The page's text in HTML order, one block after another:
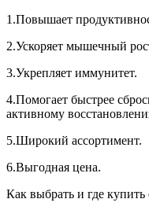
1.Повышает
2.Ускоряет мышечный
3.Укрепляет иммунитет.
4.Помогает быстрее
активному
5.Широкий ассортимент.
6.Выгодная цена.
Как выбрать и где